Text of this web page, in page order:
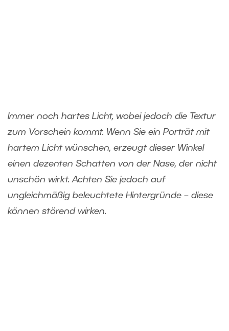
Immer noch hartes Licht, wobei jedoch die Textur
zum Vorschein kommt. Wenn Sie ein Porträt mit
hartem Licht wünschen, erzeugt dieser Winkel
einen dezenten Schatten von der Nase, der nicht
unschön wirkt. Achten Sie jedoch auf
ungleichmäßig beleuchtete Hintergründe – diese
können störend wirken.